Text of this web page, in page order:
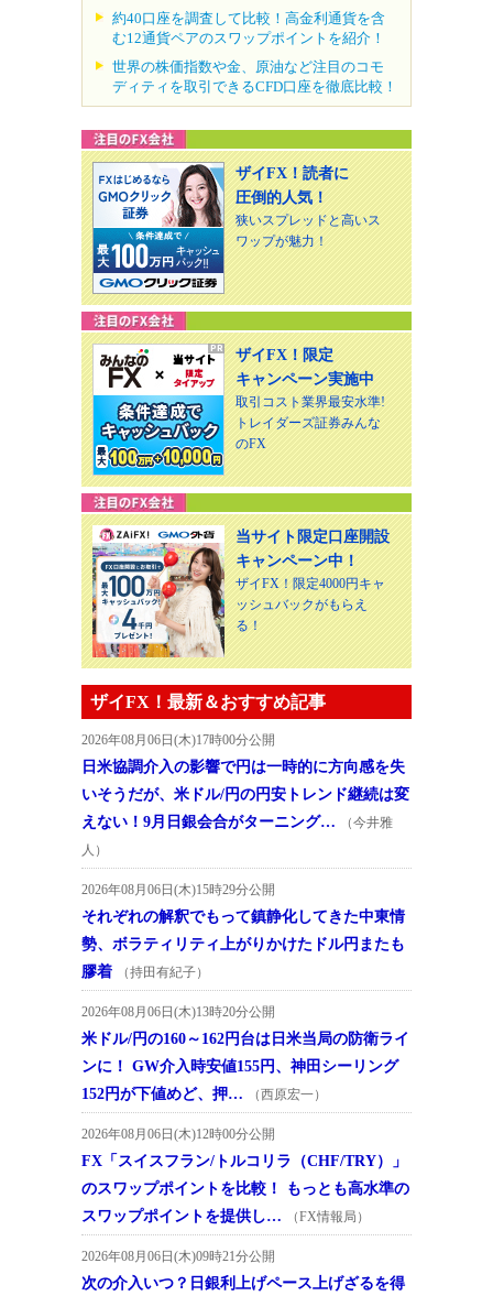
約40口座を調査して比較！高金利通貨を含
む12通貨ペアのスワップポイントを紹介！
世界の株価指数や金、原油など注目のコモ
ディティを取引できるCFD口座を徹底比較！
ザイFX！読者に
圧倒的人気！
狭いスプレッドと高いス
ワップが魅力！
ザイFX！限定
キャンペーン実施中
取引コスト業界最安水準!
トレイダーズ証券みんな
のFX
当サイト限定口座開設
キャンペーン中！
ザイFX！限定4000円キャ
ッシュバックがもらえ
る！
ザイFX！最新＆おすすめ記事
2026年08月06日(木)17時00分公開
日米協調介入の影響で円は一時的に方向感を失
いそうだが、米ドル/円の円安トレンド継続は変
えない！9月日銀会合がターニング…
（今井雅
人）
2026年08月06日(木)15時29分公開
それぞれの解釈でもって鎮静化してきた中東情
勢、ボラティリティ上がりかけたドル円またも
膠着
（持田有紀子）
2026年08月06日(木)13時20分公開
米ドル/円の160～162円台は日米当局の防衛ライ
ンに！ GW介入時安値155円、神田シーリング
152円が下値めど、押…
（西原宏一）
2026年08月06日(木)12時00分公開
FX「スイスフラン/トルコリラ（CHF/TRY）」
のスワップポイントを比較！ もっとも高水準の
スワップポイントを提供し…
（FX情報局）
2026年08月06日(木)09時21分公開
次の介入いつ？日銀利上げペース上げざるを得